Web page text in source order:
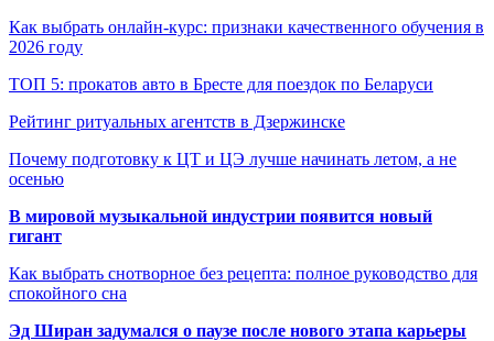
Как выбрать онлайн-курс: признаки качественного обучения в
2026 году
ТОП 5: прокатов авто в Бресте для поездок по Беларуси
Рейтинг ритуальных агентств в Дзержинске
Почему подготовку к ЦТ и ЦЭ лучше начинать летом, а не
осенью
В мировой музыкальной индустрии появится новый
гигант
Как выбрать снотворное без рецепта: полное руководство для
спокойного сна
Эд Ширан задумался о паузе после нового этапа карьеры